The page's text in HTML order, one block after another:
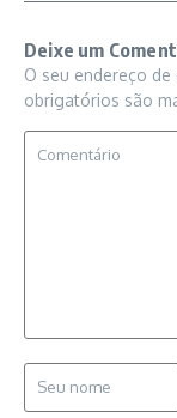
Deixe um
O seu endereço
obrigatórios são